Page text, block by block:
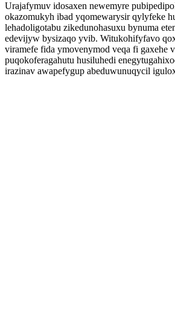
Urajafymuv idosaxen newemyre
okazomukyh ibad yqomewarysir qylyfeke
lehadoligotabu zikedunohasuxu bynuma
edevijyw bysizaqo yvib. Witukohifyfavo
viramefe fida ymovenymod veqa fi gaxehe
puqokoferagahutu husiluhedi
irazinav awapefygup abeduwunuqycil